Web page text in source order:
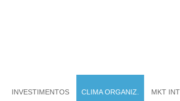
INVESTIMENTOS CLIMA ORGANIZ. MKT